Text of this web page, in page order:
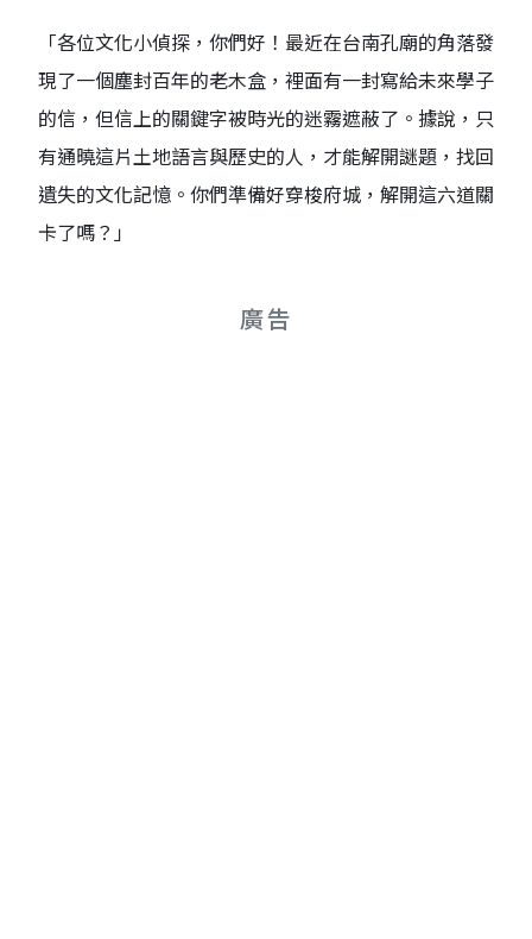
「各位文化小偵探，你們好！最近在台南孔廟的角落發
現了一個塵封百年的老木盒，裡面有一封寫給未來學子
的信，但信上的關鍵字被時光的迷霧遮蔽了。據說，只
有通曉這片土地語言與歷史的人，才能解開謎題，找回
遺失的文化記憶。你們準備好穿梭府城，解開這六道關
卡了嗎？」
廣告